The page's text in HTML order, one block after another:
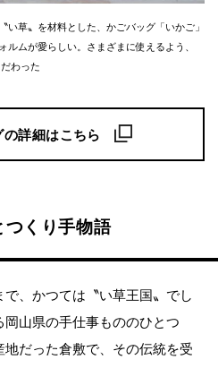
い草〟を材料とした、かごバッグ「いかご」
ムが愛らしい。さまざまに使えるよう、
わった
詳細はこちら
つくり手物語
、かつては〝い草王国〟でし
山県の手仕事もののひとつ
だった倉敷で、その伝統を受